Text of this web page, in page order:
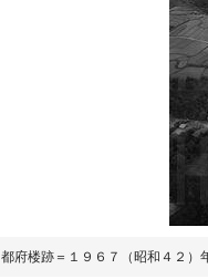
都府楼跡＝１９６７（昭和４２）